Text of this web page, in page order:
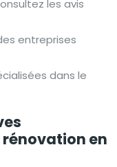
les avis
entreprises
dans le
en